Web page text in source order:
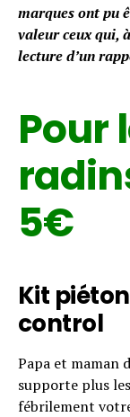
marques ont pu
valeur ceux qui,
lecture d’un
Pour
5€
Kit
control
Papa et maman
supporte plus
fébrilement